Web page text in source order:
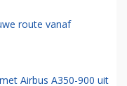
route vanaf
Airbus A350-900 uit